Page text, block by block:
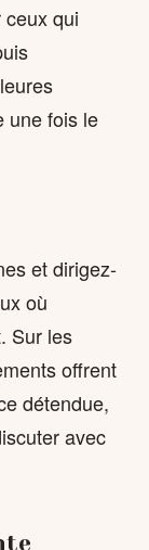
qui
une fois le
et dirigez-
où
Sur les
offrent
détendue,
avec